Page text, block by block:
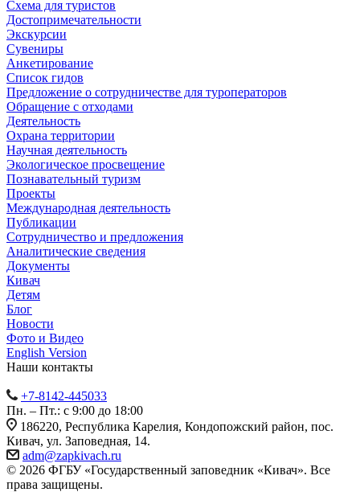
Схема для туристов
Достопримечательности
Экскурсии
Сувениры
Анкетирование
Список гидов
Предложение о сотрудничестве для туроператоров
Обращение с отходами
Деятельность
Охрана территории
Научная деятельность
Экологическое просвещение
Познавательный туризм
Проекты
Международная деятельность
Публикации
Сотрудничество и предложения
Аналитические сведения
Документы
Кивач
Детям
Блог
Новости
Фото и Видео
English Version
Наши контакты
+7-8142-445033
Пн. – Пт.: с 9:00 до 18:00
186220, Республика Карелия, Кондопожский район, пос.
Кивач, ул. Заповедная, 14.
adm@zapkivach.ru
© 2026 ФГБУ «Государственный заповедник «Кивач». Все
права защищены.